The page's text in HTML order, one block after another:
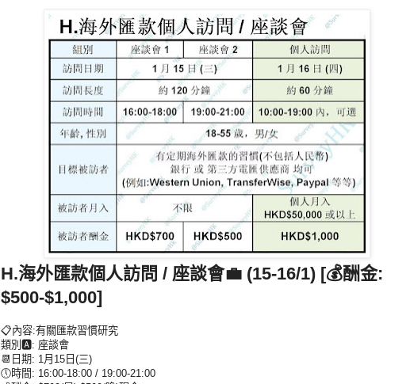
H.海外匯款個人訪問 / 座談會💼 (15-16/1) [💰酬金:
$500-$1,000]
📋內容:有關匯款習慣研究
類別🅰: 座談會
📆日期: 1月15日(三)
🕔時間: 16:00-18:00 / 19:00-21:00